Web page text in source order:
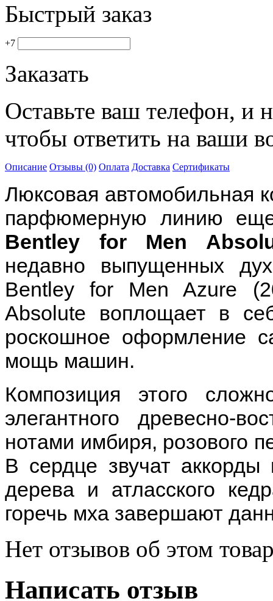
Быстрый заказ
+7
Заказать
Оставьте ваш телефон, и
чтобы ответить на ваши
Описание Отзывы (0) Оплата Доставка Сертификаты
Люксовая автомобильная
парфюмерную линию
Bentley for Men
недавно выпущенных
Bentley for Men Azure
Absolute воплощает в
роскошное оформление
мощь машин.
Композиция этого
элегантного древесно-
нотами имбиря, розового
В сердце звучат аккорды
дерева и атласского
горечь мха завершают
Нет отзывов об этом
Написать отзыв